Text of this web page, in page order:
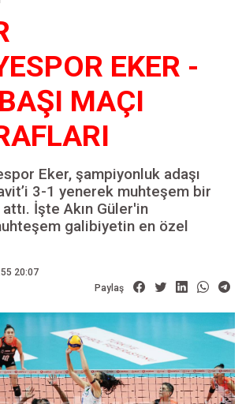
EKER -
MAÇI
Eker, şampiyonluk adaşı
3-1 yenerek muhteşem bir
İşte Akın Güler'in
galibiyetin en özel
20:07
Paylaş